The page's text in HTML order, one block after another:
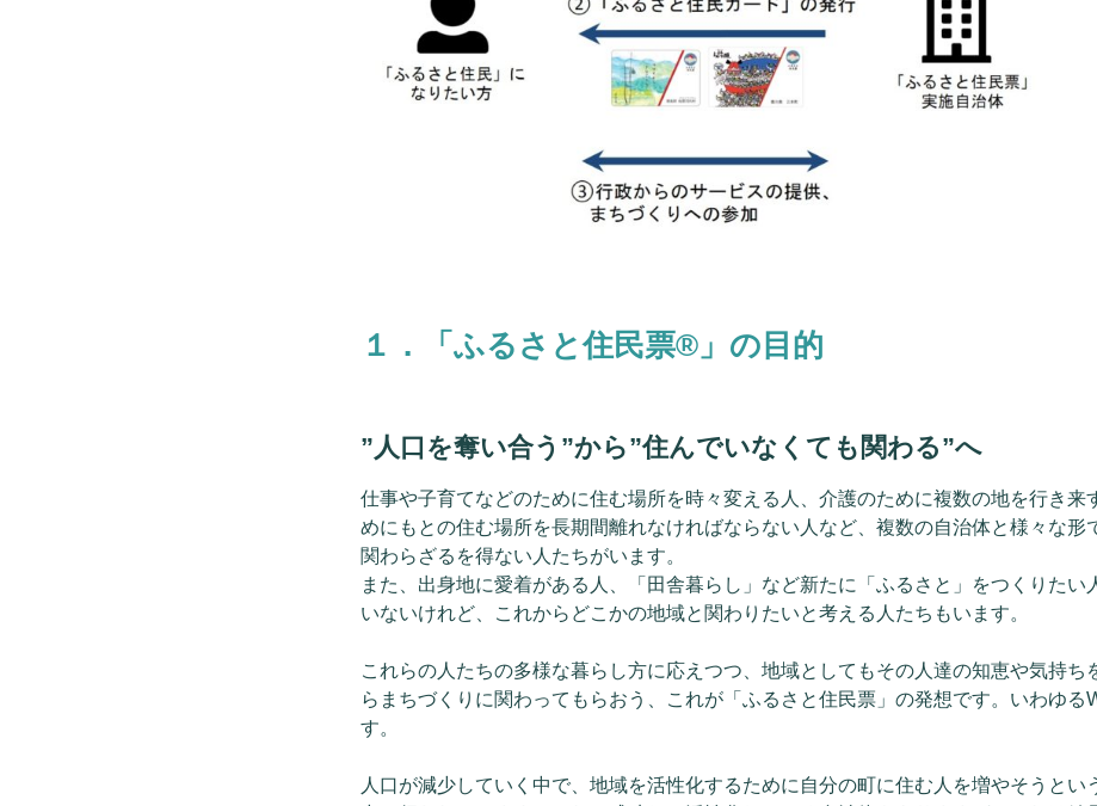
１．「ふるさと住民票®」の目的
”人口を奪い合う”から”住んでいなくても関わる”へ
仕事や子育てなどのために住む場所を時々変える人、介護のために複数の地を行き来
めにもとの住む場所を長期間離れなければならない人など、複数の自治体と様々な形
関わらざるを得ない人たちがいます。
また、出身地に愛着がある人、「田舎暮らし」など新たに「ふるさと」をつくりたい
いないけれど、これからどこかの地域と関わりたいと考える人たちもいます。
これらの人たちの多様な暮らし方に応えつつ、地域としてもその人達の知恵や気持ち
らまちづくりに関わってもらおう、これが「ふるさと住民票」の発想です。いわゆる
す。
人口が減少していく中で、地域を活性化するために自分の町に住む人を増やそうとい